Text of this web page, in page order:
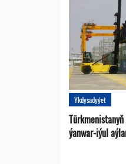
Ykdysadyýet
ýanwar-iýul